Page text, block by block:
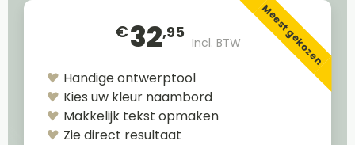
€32,95
Incl. BTW Meest gekozen
Handige ontwerptool
Kies uw kleur naambord
Makkelijk tekst opmaken
Zie direct resultaat